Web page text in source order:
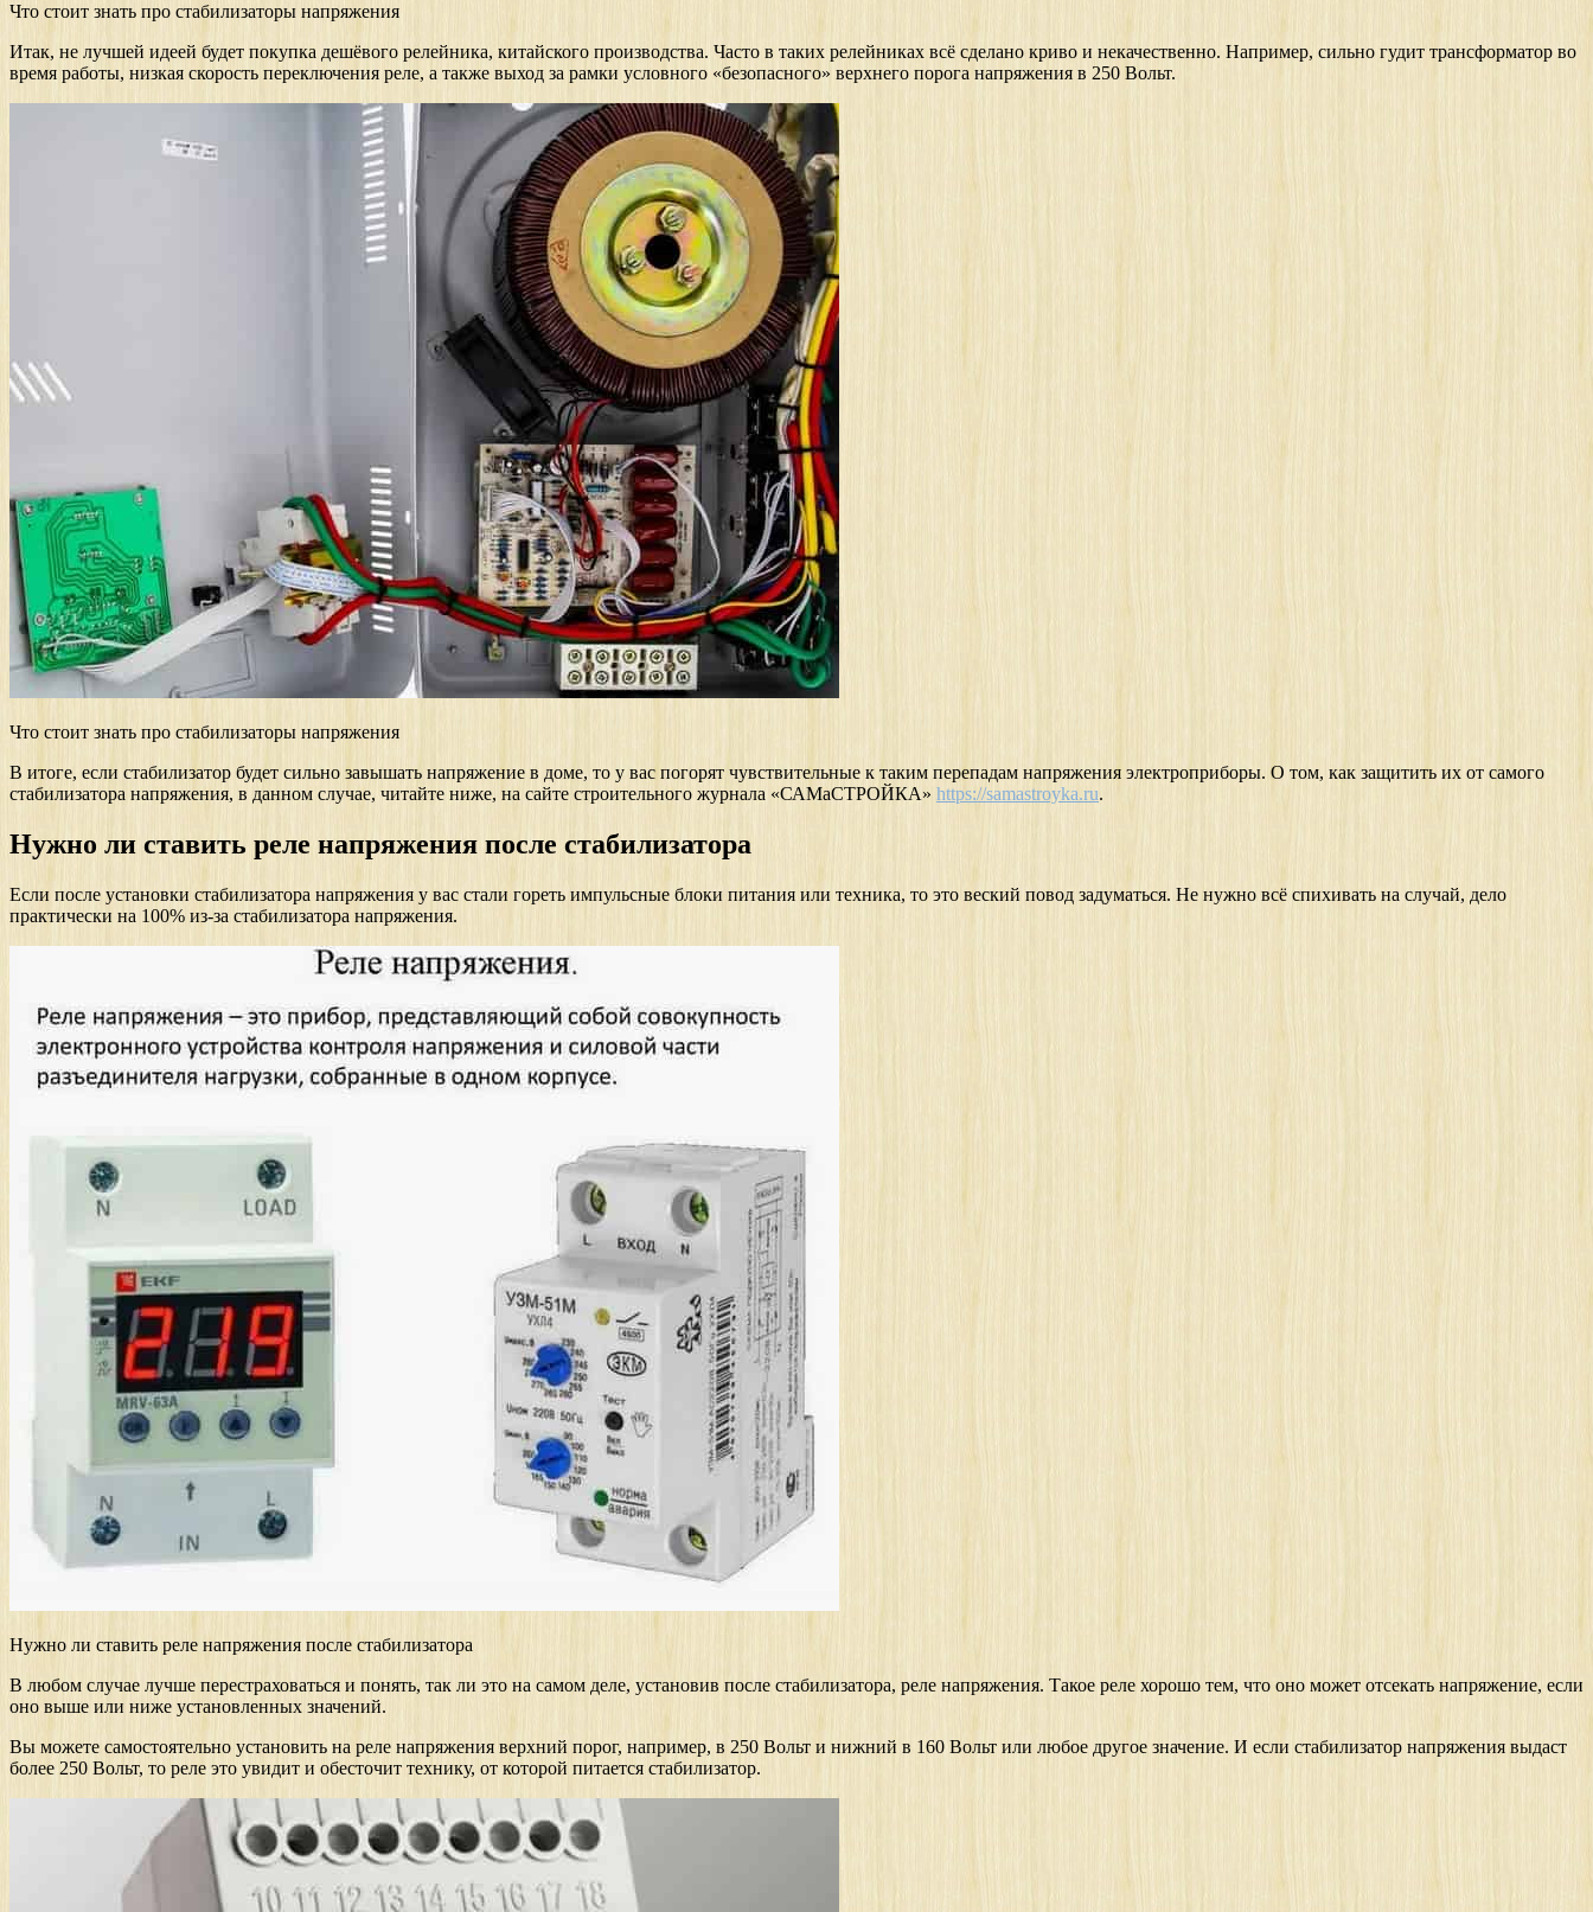
Что стоит знать про стабилизаторы напряжения
Итак, не лучшей идеей будет покупка дешёвого релейника, китайского производства. Часто в таких релейниках всё сделано криво и некачественно. Например, сильно гудит трансформатор во
время работы, низкая скорость переключения реле, а также выход за рамки условного «безопасного» верхнего порога напряжения в 250 Вольт.
Что стоит знать про стабилизаторы напряжения
В итоге, если стабилизатор будет сильно завышать напряжение в доме, то у вас погорят чувствительные к таким перепадам напряжения электроприборы. О том, как защитить их от самого
стабилизатора напряжения, в данном случае, читайте ниже, на сайте строительного журнала «САМаСТРОЙКА» https://samastroyka.ru.
Нужно ли ставить реле напряжения после стабилизатора
Если после установки стабилизатора напряжения у вас стали гореть импульсные блоки питания или техника, то это веский повод задуматься. Не нужно всё спихивать на случай, дело
практически на 100% из-за стабилизатора напряжения.
Нужно ли ставить реле напряжения после стабилизатора
В любом случае лучше перестраховаться и понять, так ли это на самом деле, установив после стабилизатора, реле напряжения. Такое реле хорошо тем, что оно может отсекать напряжение, если
оно выше или ниже установленных значений.
Вы можете самостоятельно установить на реле напряжения верхний порог, например, в 250 Вольт и нижний в 160 Вольт или любое другое значение. И если стабилизатор напряжения выдаст
более 250 Вольт, то реле это увидит и обесточит технику, от которой питается стабилизатор.